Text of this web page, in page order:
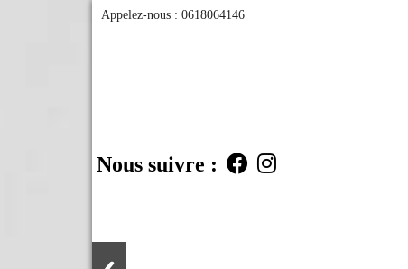
Appelez-nous : 0618064146
Nous suivre :